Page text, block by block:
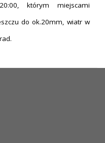
którym miejscami
do ok.20mm, wiatr w